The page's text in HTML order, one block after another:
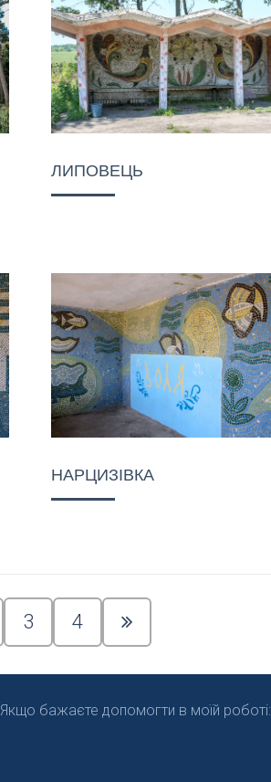
ЛИПОВЕЦЬ
НАРЦИЗІВКА
3 4
Якщо бажаєте допомогти в моїй роботі: